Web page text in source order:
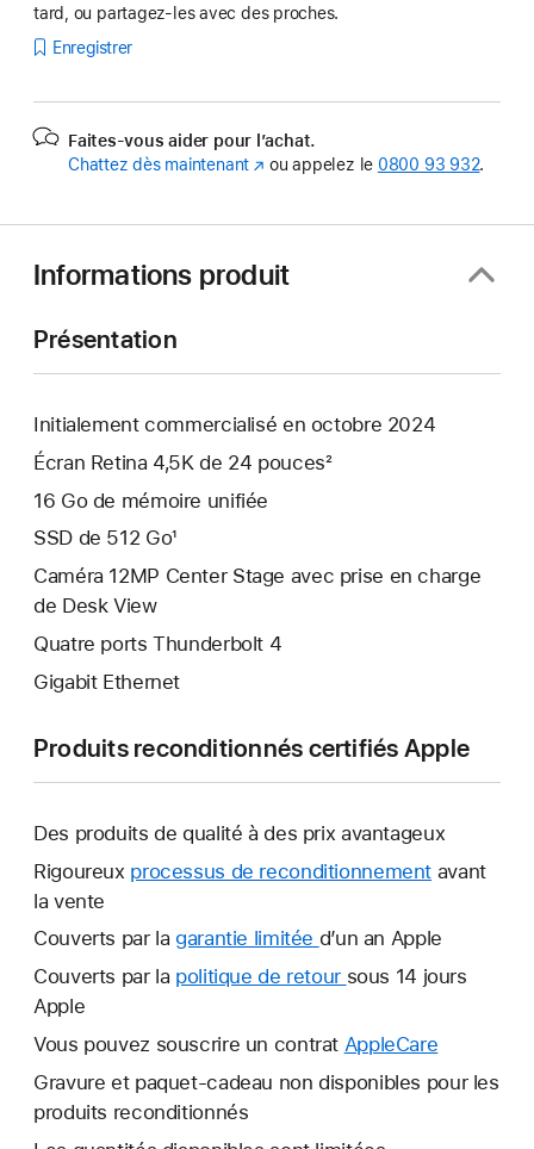
tard, ou partagez-les avec des proches.
Enregistrer
Faites-vous aider pour l’achat.
Chattez dès maintenant (s’ouvre
ou appelez le 0800 93 932.
Informations produit
Présentation
Initialement commercialisé en octobre 2024
Écran Retina 4,5K de 24 pouces²
16 Go de mémoire unifiée
SSD de 512 Go¹
Caméra 12MP Center Stage avec prise en charge
de Desk View
Quatre ports Thunderbolt 4
Gigabit Ethernet
Produits reconditionnés certifiés Apple
Des produits de qualité à des prix avantageux
Rigoureux processus de reconditionnement avant
la vente
Couverts par la garantie limitée Une
nouvelle
d’un an Apple
Couverts par la politique de retour Une
fenêtre
sous 14 jours
Apple
Vous pouvez souscrire un contrat AppleCare
nouvelle
Gravure et paquet-cadeau non disponibles pour les
produits reconditionnés